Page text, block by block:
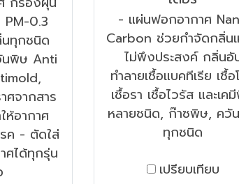
PM-0.3
ทุกชนิด
พิษ Anti
ศจากสาร
อากาศ
ค - ตัดใส่
ศได้ทุกรุ่น
- แผ่นฟอกอากาศ
Carbon ช่วยกำจัดกลิ่น
ไม่พึงประสงค์ กลิ่นอั
ทำลายเชื้อแบคทีเรีย เชื้อ
เชื้อรา เชื้อไวรัส และเค
หลายชนิด, ก๊าซพิษ, ควั
ทุกชนิด
เปรียบเทียบ